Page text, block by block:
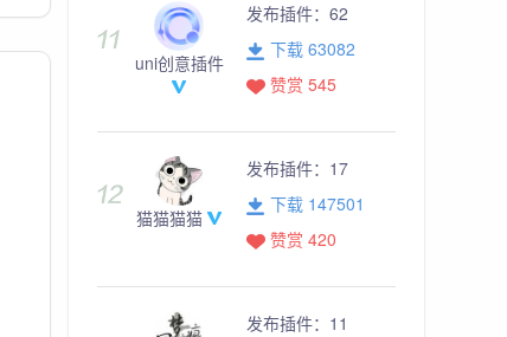
uni创意插件
发布插件： 62
下载 63082
赞赏 545
猫猫猫猫
发布插件： 17
下载 147501
赞赏 420
发布插件： 11